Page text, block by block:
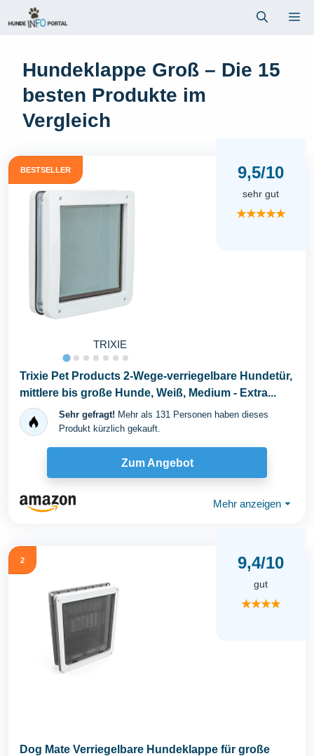
Inhalt
Hundeklappe Groß – Die 15
besten Produkte im
Vergleich
BESTSELLER
TRIXIE
9,5/10
sehr gut
★★★★★
Trixie Pet Products 2-Wege-verriegelbare Hundetür,
mittlere bis große Hunde, Weiß, Medium - Extra...
Sehr gefragt! Mehr als 131 Personen haben dieses
Produkt kürzlich gekauft.
Zum Angebot
Mehr anzeigen ⏷
2 9,4/10
gut
★★★★
Dog Mate Verriegelbare Hundeklappe für große